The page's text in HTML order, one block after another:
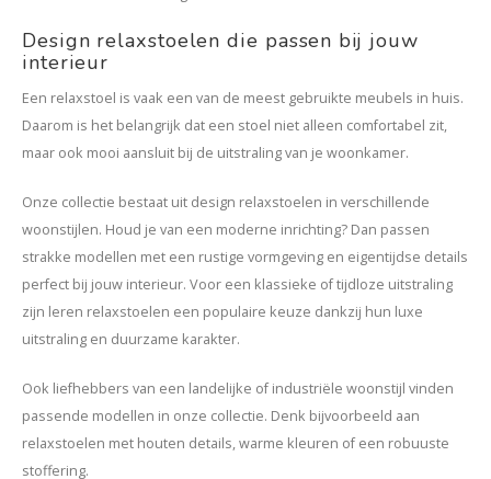
Design relaxstoelen die passen bij jouw
interieur
Een relaxstoel is vaak een van de meest gebruikte meubels in huis.
Daarom is het belangrijk dat een stoel niet alleen comfortabel zit,
maar ook mooi aansluit bij de uitstraling van je woonkamer.
Onze collectie bestaat uit design relaxstoelen in verschillende
woonstijlen. Houd je van een moderne inrichting? Dan passen
strakke modellen met een rustige vormgeving en eigentijdse details
perfect bij jouw interieur. Voor een klassieke of tijdloze uitstraling
zijn leren relaxstoelen een populaire keuze dankzij hun luxe
uitstraling en duurzame karakter.
Ook liefhebbers van een landelijke of industriële woonstijl vinden
passende modellen in onze collectie. Denk bijvoorbeeld aan
relaxstoelen met houten details, warme kleuren of een robuuste
stoffering.